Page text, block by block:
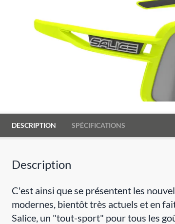
DESCRIPTION SPÉCIFICATIONS
Description
C'est ainsi que se présentent les
modernes, bientôt très actuels et en
Salice, un "tout-sport" pour tous les